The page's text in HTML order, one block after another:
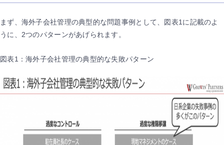
まず、海外子会社管理の典型的な問題事例として、図表1に記載のよ
うに、2つのパターンがあげられます。
図表1：海外子会社管理の典型的な失敗パターン